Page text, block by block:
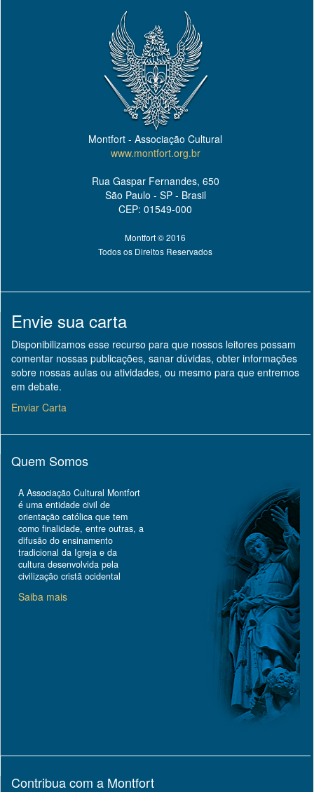
Montfort - Associação Cultural
www.montfort.org.br
Rua Gaspar Fernandes, 650
São Paulo - SP - Brasil
CEP: 01549-000
Montfort © 2016
Todos os Direitos Reservados
Envie sua carta
Disponibilizamos esse recurso para que nossos leitores possam
comentar nossas publicações, sanar dúvidas, obter informações
sobre nossas aulas ou atividades, ou mesmo para que entremos
em debate.
Enviar Carta
Quem Somos
A Associação Cultural Montfort
é uma entidade civil de
orientação católica que tem
como finalidade, entre outras, a
difusão do ensinamento
tradicional da Igreja e da
cultura desenvolvida pela
civilização cristã ocidental
Saiba mais
Contribua com a Montfort